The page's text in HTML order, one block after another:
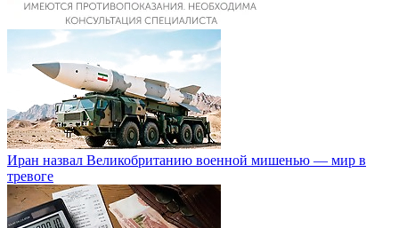
Иран назвал Великобританию военной мишенью — мир в
тревоге